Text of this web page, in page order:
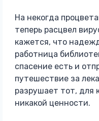
На некогда
теперь расцвел
кажется, что
работница
спасение есть и
путешествие за
разрушает тот, для
никакой ценности.